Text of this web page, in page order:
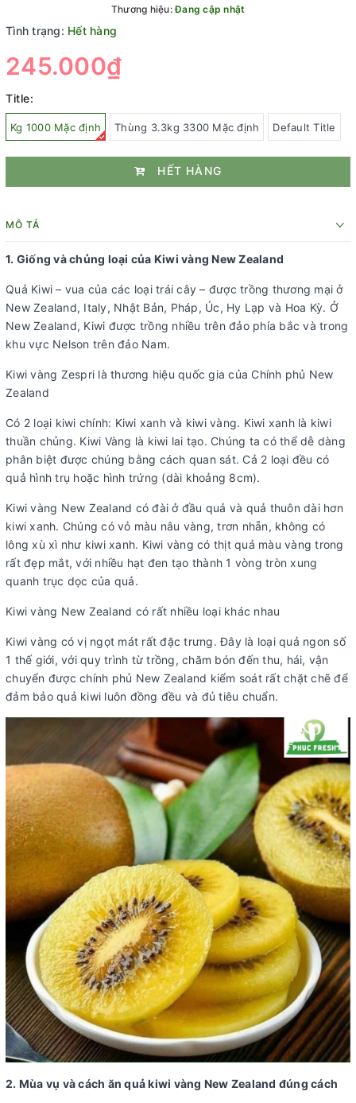
Thương hiệu:Đang cập nhật
Tình trạng: Hết hàng
245.000₫
Title:
Kg 1000 Mặc định Thùng 3.3kg 3300 Mặc định Default Title
HẾT HÀNG
MÔ TẢ
1. Giống và chủng loại của Kiwi vàng New Zealand
Quả Kiwi – vua của các loại trái cây – được trồng thương mại ở
New Zealand, Italy, Nhật Bản, Pháp, Úc, Hy Lạp và Hoa Kỳ. Ở
New Zealand, Kiwi được trồng nhiều trên đảo phía bắc và trong
khu vực Nelson trên đảo Nam.
Kiwi vàng Zespri là thương hiệu quốc gia của Chính phủ New
Zealand
Có 2 loại kiwi chính: Kiwi xanh và kiwi vàng. Kiwi xanh là kiwi
thuần chủng. Kiwi Vàng là kiwi lai tạo. Chúng ta có thể dễ dàng
phân biệt được chúng bằng cách quan sát. Cả 2 loại đều có
quả hình trụ hoặc hình trứng (dài khoảng 8cm).
Kiwi vàng New Zealand có đài ở đầu quả và quả thuôn dài hơn
kiwi xanh. Chúng có vỏ màu nâu vàng, trơn nhẵn, không có
lông xù xì như kiwi xanh. Kiwi vàng có thịt quả màu vàng trong
rất đẹp mắt, với nhiều hạt đen tạo thành 1 vòng tròn xung
quanh trục dọc của quả.
Kiwi vàng New Zealand có rất nhiều loại khác nhau
Kiwi vàng có vị ngọt mát rất đặc trưng. Đây là loại quả ngon số
1 thế giới, với quy trình từ trồng, chăm bón đến thu, hái, vận
chuyển được chính phủ New Zealand kiểm soát rất chặt chẽ để
đảm bảo quả kiwi luôn đồng đều và đủ tiêu chuẩn.
2. Mùa vụ và cách ăn quả kiwi vàng New Zealand đúng cách